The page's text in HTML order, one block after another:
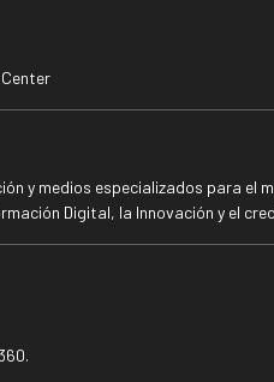
y medios especializados para
Digital, la Innovación y el